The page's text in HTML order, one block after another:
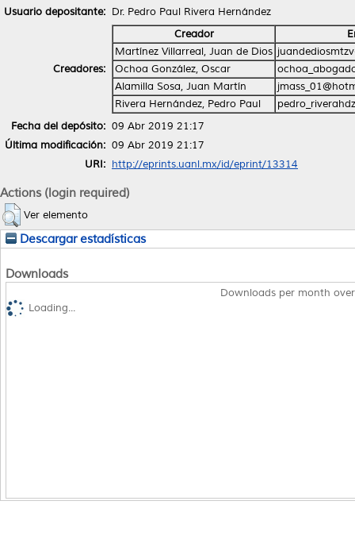
Usuario depositante: Dr. Pedro Paul Rivera Hernández
Creadores:
Creador
Martínez Villarreal, Juan de Dios
Ochoa González, Oscar
Alamilla Sosa, Juan Martín
Rivera Hernández, Pedro Paul
Fecha del depósito: 09 Abr 2019 21:17
Última modificación: 09 Abr 2019 21:17
URI: http://eprints.uanl.mx/id/eprint/13314
Actions (login required)
Ver elemento
Descargar estadísticas
Downloads
Downloads per month
Loading...